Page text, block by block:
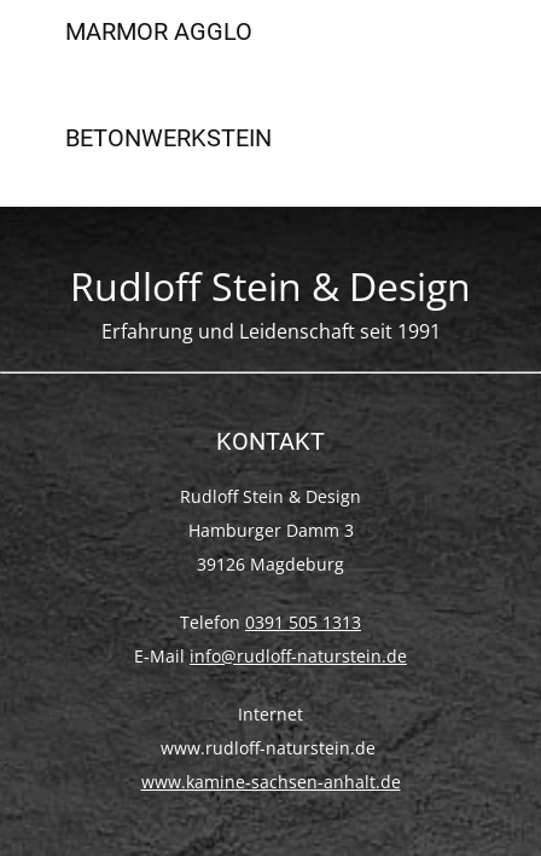
MARMOR AGGLO
BETONWERKSTEIN
Rudloff Stein & Design
Erfahrung und Leidenschaft seit 1991
KONTAKT
Rudloff Stein & Design
Hamburger Damm 3
39126 Magdeburg
Telefon 0391 505 1313
E-Mail info@rudloff-naturstein.de
Internet
www.rudloff-naturstein.de
www.kamine-sachsen-anhalt.de